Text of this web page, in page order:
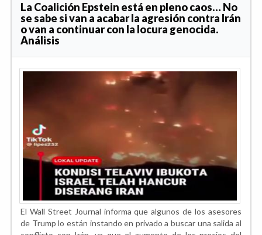
La Coalición Epstein está en pleno caos… No
se sabe si van a acabar la agresión contra Irán
o van a continuar con la locura genocida.
Análisis
El Wall Street Journal informa que algunos de los asesores
de Trump lo están instando en privado a buscar una salida al